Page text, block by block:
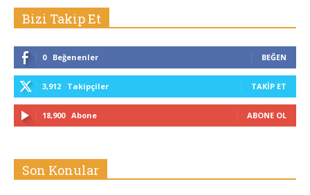
Öğren
Bizi Takip Et
0 Beğenenler BEĞEN
3,912 Takipçiler TAKIP ET
18,900 Abone ABONE OL
Son Konular